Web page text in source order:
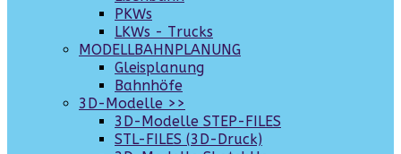
PKWs
LKWs - Trucks
MODELLBAHNPLANUNG
Gleisplanung
Bahnhöfe
3D-Modelle >>
3D-Modelle STEP-FILES
STL-FILES (3D-Druck)